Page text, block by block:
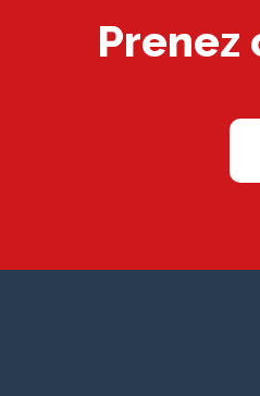
Prenez